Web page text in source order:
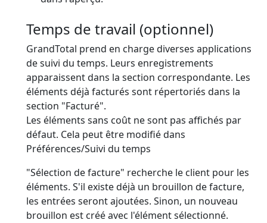
Temps de travail (optionnel)
GrandTotal prend en charge diverses applications
de suivi du temps. Leurs enregistrements
apparaissent dans la section correspondante. Les
éléments déjà facturés sont répertoriés dans la
section "Facturé".
Les éléments sans coût ne sont pas affichés par
défaut. Cela peut être modifié dans
Préférences/Suivi du temps
"Sélection de facture" recherche le client pour les
éléments. S'il existe déjà un brouillon de facture,
les entrées seront ajoutées. Sinon, un nouveau
brouillon est créé avec l'élément sélectionné.